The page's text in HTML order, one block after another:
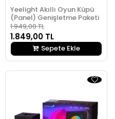
Yeelight Akıllı Oyun Küpü
(Panel) Genişletme Paketi
1.949,00 TL
1.849,00 TL
Sepete Ekle